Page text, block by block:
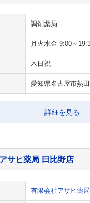
調剤薬局
月火水金 9:00～
木日祝
愛知県名古屋市熱
詳細を見る
サヒ薬局 日比野店
有限会社アサヒ薬局